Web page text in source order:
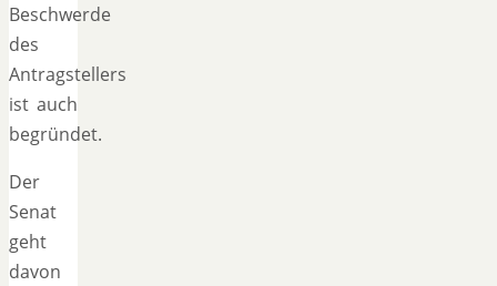
Beschwerde
des
Antragstellers
ist auch
begründet.
Der
Senat
geht
davon